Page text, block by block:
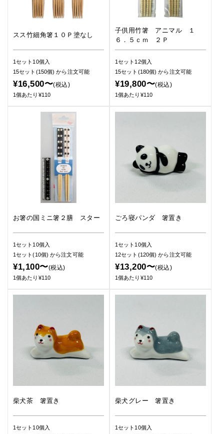
スス竹細角箸１０Ｐ塗なし
1セット10個入
15セット(150個)から注文可能
¥16,500〜(税込)
1個あたり¥110
子供用竹箸 アニマル １
６．５ｃｍ ２Ｐ
1セット12個入
15セット(180個)から注文可能
¥19,800〜(税込)
1個あたり¥110
お箸の国ミニ箸２膳 スター
1セット10個入
1セット(10個)から注文可能
¥1,100〜(税込)
1個あたり¥110
ごろ寝パンダ 箸置き
1セット10個入
12セット(120個)から注文可能
¥13,200〜(税込)
1個あたり¥110
柴犬茶 箸置き
1セット10個入
柴犬グレー 箸置き
1セット10個入